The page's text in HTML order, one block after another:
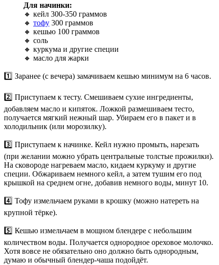
Для начинки:
🔸 кейл 300-350 граммов
🔸 тофу 300 граммов
🔸 кешью 100 граммов
🔸 соль
🔸 куркума и другие специи
🔸 масло для жарки
1️⃣ Заранее (с вечера) замачиваем кешью минимум на 6 часов.
2️⃣ Приступаем к тесту. Смешиваем сухие ингредиенты,
добавляем масло и кипяток. Ложкой размешиваем тесто,
получается мягкий нежный шар. Убираем его в пакет и в
холодильник (или морозилку).
3️⃣ Приступаем к начинке. Кейл нужно промыть, нарезать
(при желании можно убрать центральные толстые прожилки).
На сковороде нагреваем масло, кидаем куркуму и другие
специи. Обжариваем немного кейл, а затем тушим его под
крышкой на среднем огне, добавив немного воды, минут 10.
4️⃣ Тофу измельчаем руками в крошку (можно натереть на
крупной тёрке).
5️⃣ Кешью измельчаем в мощном блендере с небольшим
количеством воды. Получается однородное ореховое молочко.
Хотя вовсе не обязательно оно должно быть однородным,
думаю и обычный блендер-чаша подойдёт.